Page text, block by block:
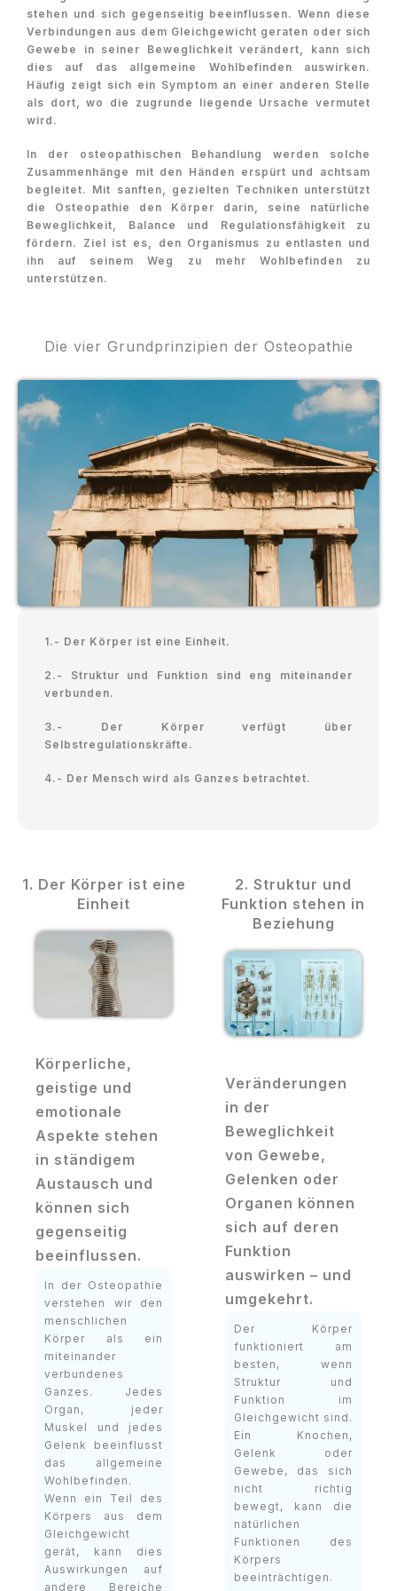
stehen und sich gegenseitig beeinflussen. Wenn diese
Verbindungen aus dem Gleichgewicht geraten oder sich
Gewebe in seiner Beweglichkeit verändert, kann sich
dies auf das allgemeine Wohlbefinden auswirken.
Häufig zeigt sich ein Symptom an einer anderen Stelle
als dort, wo die zugrunde liegende Ursache vermutet
wird.
In der osteopathischen Behandlung werden solche
Zusammenhänge mit den Händen erspürt und achtsam
begleitet. Mit sanften, gezielten Techniken unterstützt
die Osteopathie den Körper darin, seine natürliche
Beweglichkeit, Balance und Regulationsfähigkeit zu
fördern. Ziel ist es, den Organismus zu entlasten und
ihn auf seinem Weg zu mehr Wohlbefinden zu
unterstützen.
Die vier Grundprinzipien der Osteopathie
1.- Der Körper ist eine Einheit.
2.- Struktur und Funktion sind eng miteinander
verbunden.
3.- Der Körper verfügt über
Selbstregulationskräfte.
4.- Der Mensch wird als Ganzes betrachtet.
1. Der Körper ist eine
Einheit
Körperliche,
geistige und
emotionale
Aspekte stehen
in ständigem
Austausch und
können sich
gegenseitig
beeinflussen.
In der Osteopathie
verstehen wir den
menschlichen
Körper als ein
miteinander
verbundenes
Ganzes. Jedes
Organ, jeder
Muskel und jedes
Gelenk beeinflusst
das allgemeine
Wohlbefinden.
Wenn ein Teil des
Körpers aus dem
Gleichgewicht
gerät, kann dies
Auswirkungen auf
andere Bereiche
2. Struktur und
Funktion stehen in
Beziehung
Veränderungen
in der
Beweglichkeit
von Gewebe,
Gelenken oder
Organen können
sich auf deren
Funktion
auswirken – und
umgekehrt.
Der Körper
funktioniert am
besten, wenn
Struktur und
Funktion im
Gleichgewicht sind.
Ein Knochen,
Gelenk oder
Gewebe, das sich
nicht richtig
bewegt, kann die
natürlichen
Funktionen des
Körpers
beeinträchtigen.